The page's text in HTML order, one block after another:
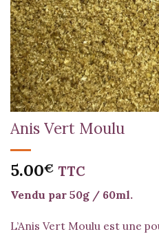
Anis Vert Moulu
5.00€ TTC
Vendu par 50g / 60ml.
L’Anis Vert Moulu est une